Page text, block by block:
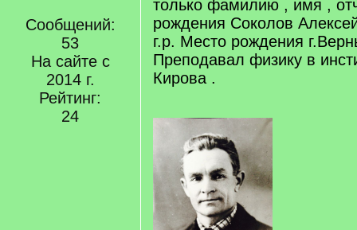
Сообщений:
53
На сайте с
2014 г.
Рейтинг:
24
только фамилию , имя ,
рождения Соколов
г.р. Место рождения
Преподавал физику в
Кирова .